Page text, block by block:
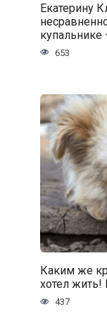
Екатерину
купальнике
653
Каким же
хотел
437